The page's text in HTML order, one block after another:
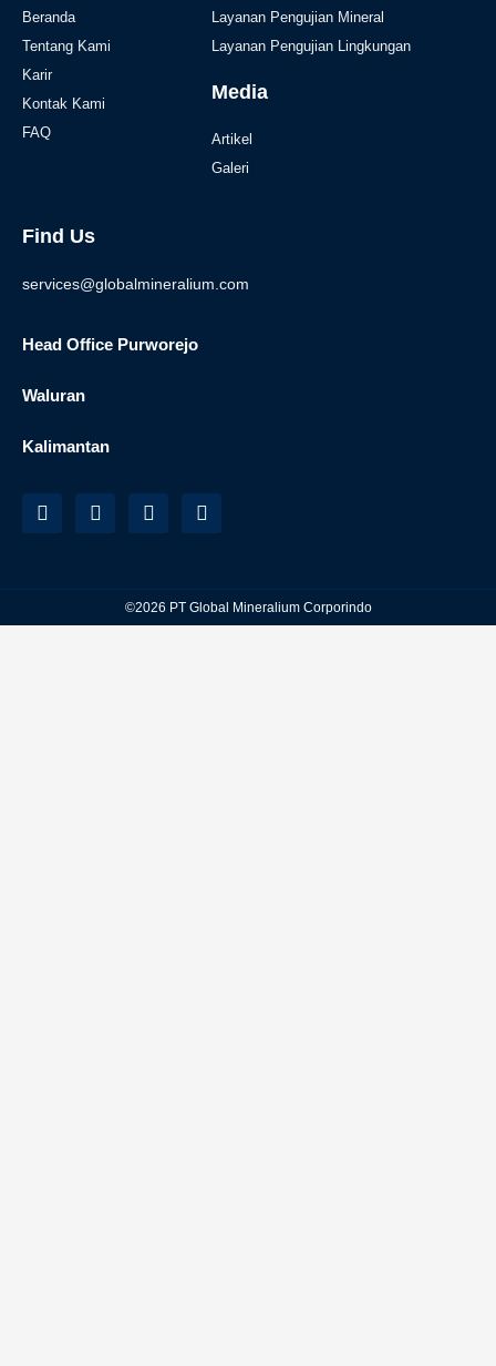
Beranda
Tentang Kami
Karir
Kontak Kami
FAQ
Layanan Pengujian Mineral
Layanan Pengujian Lingkungan
Media
Artikel
Galeri
Find Us
services@globalmineralium.com
Head Office Purworejo
Waluran
Kalimantan
©2026 PT Global Mineralium Corporindo